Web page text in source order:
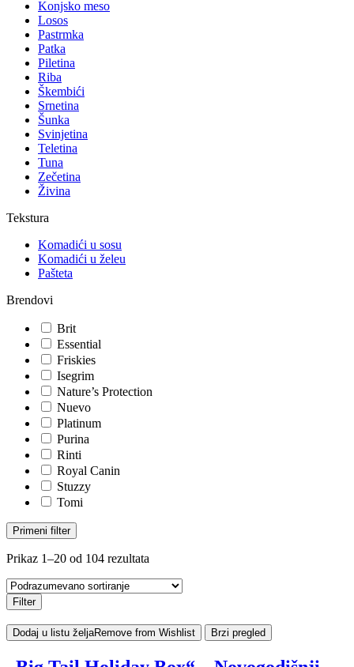
Konjsko meso
Losos
Pastrmka
Patka
Piletina
Riba
Škembići
Srnetina
Šunka
Svinjetina
Teletina
Tuna
Zečetina
Živina
Tekstura
Komadići u sosu
Komadići u želeu
Pašteta
Brendovi
Brit
Essential
Friskies
Isegrim
Nature’s Protection
Nuevo
Platinum
Purina
Rinti
Royal Canin
Stuzzy
Tomi
Primeni filter
Prikaz 1–20 od 104 rezultata
Filter
Dodaj u listu željaRemove from Wishlist Brzi pregled